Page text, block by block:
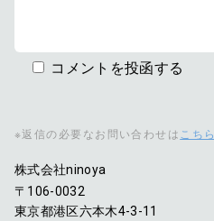
コメントを投函する
※返信の必要なお問い合わせは こちら
株式会社ninoya
〒106-0032
東京都港区六本木4-3-11